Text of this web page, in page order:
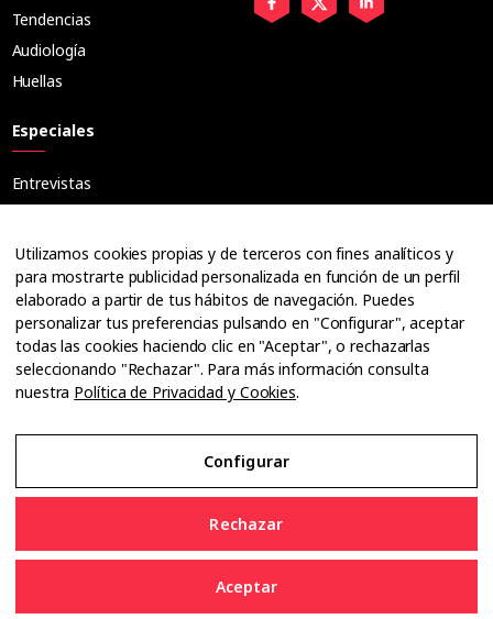
Tendencias
Audiología
Huellas
Especiales
Entrevistas
Ópticos
Cuadernos
Guías
Dossier
Anuarios
Ofertas de empleo
Utilizamos cookies propias y de terceros con fines analíticos y
para mostrarte publicidad personalizada en función de un perfil
elaborado a partir de tus hábitos de navegación. Puedes
personalizar tus preferencias pulsando en "Configurar", aceptar
todas las cookies haciendo clic en "Aceptar", o rechazarlas
seleccionando "Rechazar". Para más información consulta
nuestra Política de Privacidad y Cookies.
Configurar
Rechazar
Aceptar
Aviso Legal
Política de Privacidad y Cookies
Configurar